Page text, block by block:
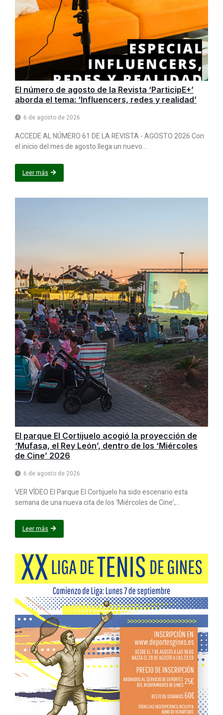
El número de agosto de la Revista ‘ParticipE+’
aborda el tema: ‘Influencers, redes y realidad’
6 de agosto de 2026
ACCEDE AL NÚMERO 61 DE LA REVISTA - AGOSTO 2026 Con
el inicio del mes de agosto llega un nuevo...
Leer más
El parque El Cortijuelo acogió la proyección de
‘Mufasa, el Rey León’, dentro de los ‘Miércoles
de Cine’ 2026
6 de agosto de 2026
VER VÍDEO El Parque El Cortijuelo ha sido escenario esta
semana de una nueva cita de los ‘Miércoles de Cine’,...
Leer más